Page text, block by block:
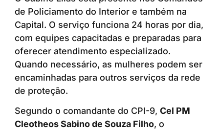
de Policiamento do Interior e também na
Capital. O serviço funciona 24 horas por dia,
com equipes capacitadas e preparadas para
oferecer atendimento especializado.
Quando necessário, as mulheres podem ser
encaminhadas para outros serviços da rede
de proteção.
Segundo o comandante do CPI-9, Cel PM
Cleotheos Sabino de Souza Filho, o